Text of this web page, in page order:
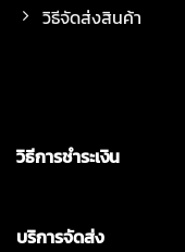
วิธีจัดส่งสินค้า
วิธีการชำระเงิน
บริการจัดส่ง